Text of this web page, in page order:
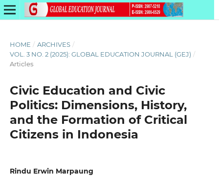
HOME / ARCHIVES /
VOL. 3 NO. 2 (2025): GLOBAL EDUCATION JOURNAL (GEJ) /
Articles
Civic Education and Civic
Politics: Dimensions, History,
and the Formation of Critical
Citizens in Indonesia
Rindu Erwin Marpaung